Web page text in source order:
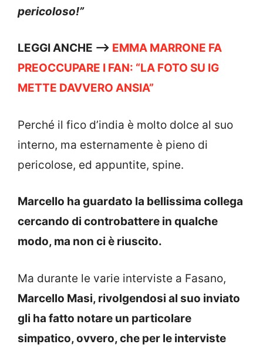
pericoloso!”
LEGGI ANCHE —-> EMMA MARRONE FA
PREOCCUPARE I FAN: “LA FOTO SU IG
METTE DAVVERO ANSIA”
Perché il fico d’india è molto dolce al suo
interno, ma esternamente è pieno di
pericolose, ed appuntite, spine.
Marcello ha guardato la bellissima collega
cercando di controbattere in qualche
modo, ma non ci è riuscito.
Ma durante le varie interviste a Fasano,
Marcello Masi, rivolgendosi al suo inviato
gli ha fatto notare un particolare
simpatico, ovvero, che per le interviste